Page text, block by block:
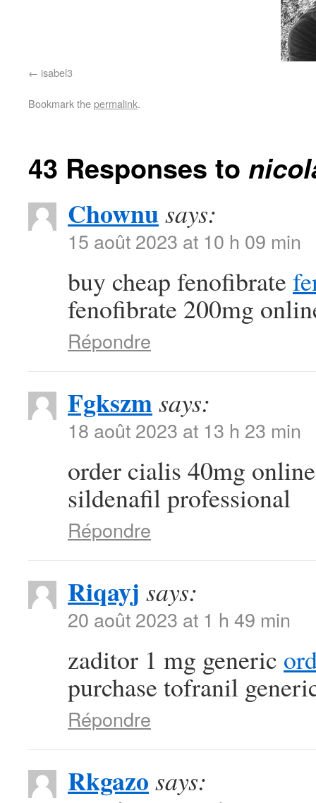
isabel3
Bookmark thepermalink.
43 Responses to
Chownusays:
15 août 2023 at 10 h 09 min
buy cheap fenofibrate
fenofibrate 200mg
Répondre
Fgkszmsays:
18 août 2023 at 13 h 23 min
order cialis 40mg
sildenafil professional
Répondre
Riqayj says:
20 août 2023 at 1 h 49 min
zaditor 1 mg generic
purchase tofranil
Répondre
Rkgazo says: